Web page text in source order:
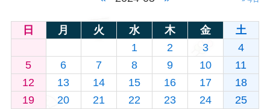
日 月 火 水 木 金
土
1
2 3
4
5
6 7 8 9 10
11
12
13 14 15 16 17
18
19
20 21 22 23 24
25